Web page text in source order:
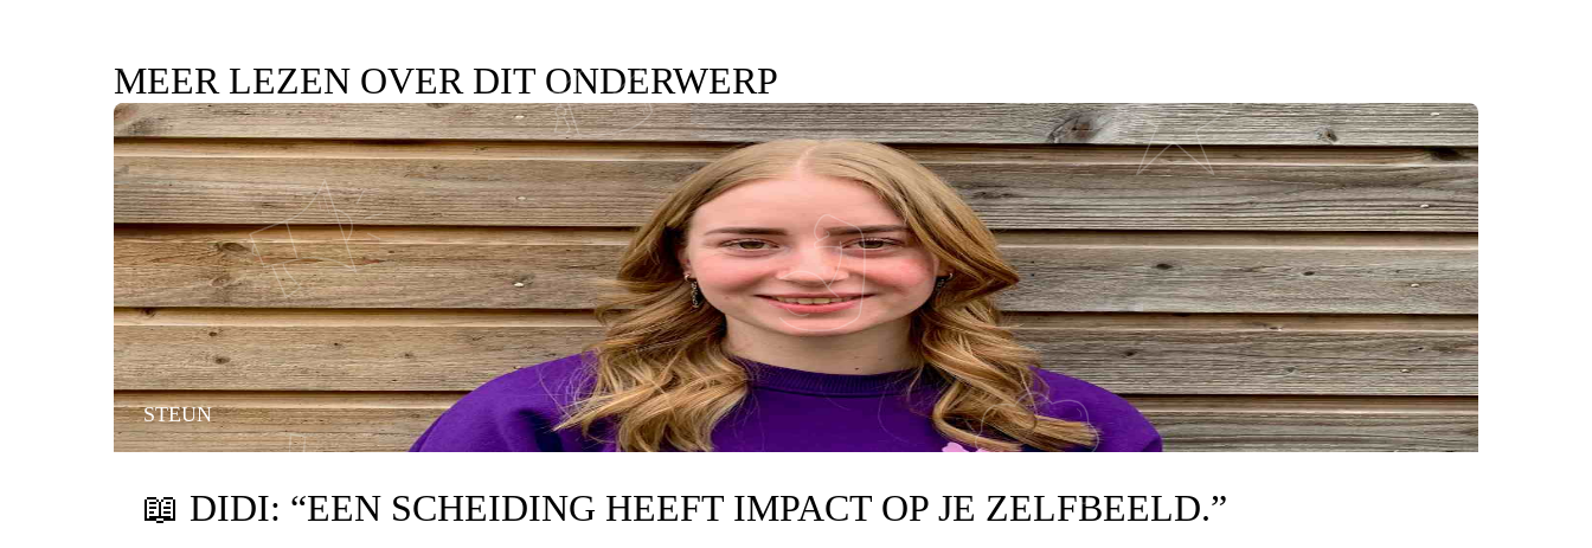
MEER LEZEN OVER DIT ONDERWERP
STEUN
📖 DIDI: “EEN SCHEIDING HEEFT IMPACT OP JE ZELFBEELD.”